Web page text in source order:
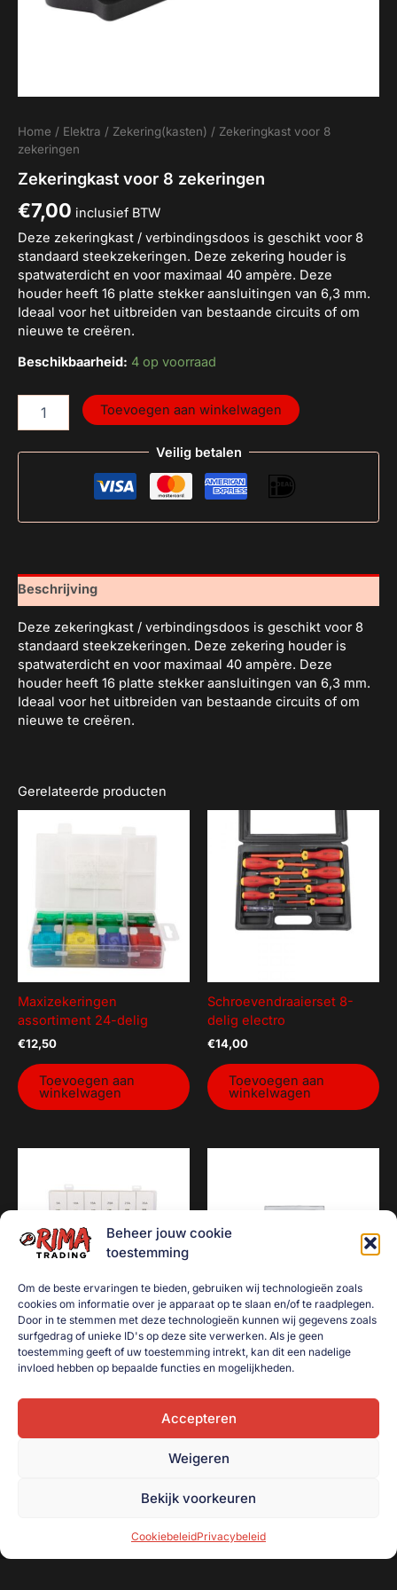
Beheer jouw cookie
toestemming
Om de beste ervaringen te bieden, gebruiken wij technologieën zoals
cookies om informatie over je apparaat op te slaan en/of te raadplegen.
Door in te stemmen met deze technologieën kunnen wij gegevens zoals
surfgedrag of unieke ID's op deze site verwerken. Als je geen
toestemming geeft of uw toestemming intrekt, kan dit een nadelige
invloed hebben op bepaalde functies en mogelijkheden.
Accepteren
Weigeren
Bekijk voorkeuren
CookiebeleidPrivacybeleid
Home / Elektra / Zekering(kasten) / Zekeringkast voor 8
zekeringen
Zekeringkast voor 8 zekeringen
€7,00 inclusief BTW
Deze zekeringkast / verbindingsdoos is geschikt voor 8
standaard steekzekeringen. Deze zekering houder is
spatwaterdicht en voor maximaal 40 ampère. Deze
houder heeft 16 platte stekker aansluitingen van 6,3 mm.
Ideaal voor het uitbreiden van bestaande circuits of om
nieuwe te creëren.
Beschikbaarheid: 4 op voorraad
Toevoegen aan winkelwagen
Veilig betalen
Beschrijving
Deze zekeringkast / verbindingsdoos is geschikt voor 8
standaard steekzekeringen. Deze zekering houder is
spatwaterdicht en voor maximaal 40 ampère. Deze
houder heeft 16 platte stekker aansluitingen van 6,3 mm.
Ideaal voor het uitbreiden van bestaande circuits of om
nieuwe te creëren.
Gerelateerde producten
Maxizekeringen
assortiment 24-delig
€12,50
Toevoegen aan
winkelwagen
Schroevendraaierset 8-
delig electro
€14,00
Toevoegen aan
winkelwagen
Glaszekeringen
assortiment 120-delig
Led straler 10 watt
€ 8,00
Toevoegen aan
winkelwagen